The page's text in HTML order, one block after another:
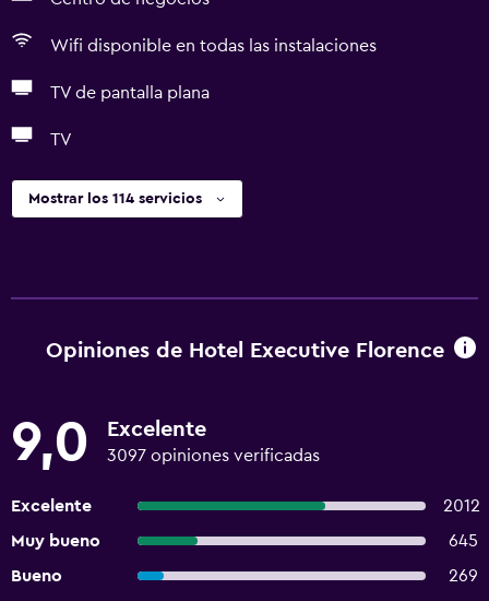
Wifi disponible en todas las instalaciones
TV de pantalla plana
TV
Mostrar los 114 servicios
Opiniones de Hotel Executive Florence
9,0 Excelente
3097 opiniones verificadas
Excelente
2012
Muy bueno
645
Bueno
269